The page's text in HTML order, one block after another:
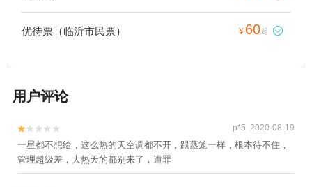
优待票（临沂市民票） ¥ 60起 
用户评论

 p*5 2020-08-19
一星都不想给，这么热的天空调都不开，跟蒸笼一样，根本待不住，
管理超级差，大热天的都别来了，遭罪